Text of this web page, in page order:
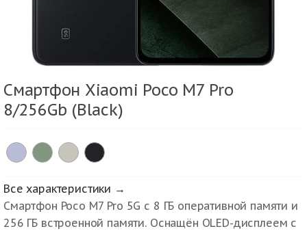
Смартфон Xiaomi Poco M7 Pro
8/256Gb (Black)
Все характеристики →
Смартфон Poco M7 Pro 5G с 8 ГБ оперативной памяти и
256 ГБ встроенной памяти. Оснащён OLED-дисплеем с